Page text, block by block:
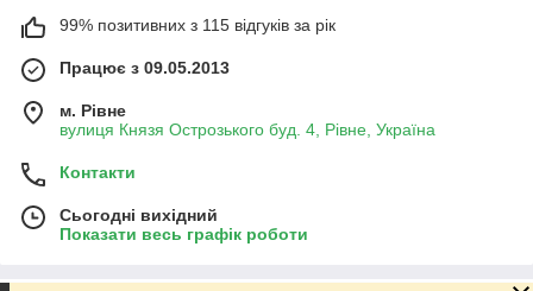
99% позитивних з 115 відгуків за рік
Працює з 09.05.2013
м. Рівне
вулиця Князя Острозького буд. 4, Рівне, Україна
Контакти
Сьогодні вихідний
Показати весь графік роботи